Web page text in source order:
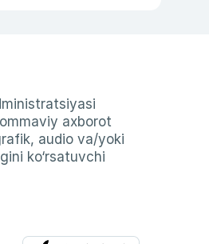
axborot
audio va/yoki
ko‘rsatuvchi